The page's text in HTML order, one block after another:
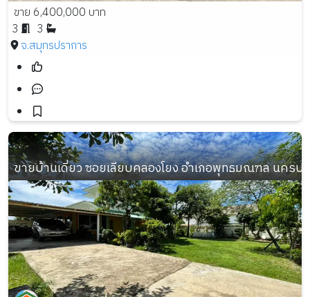
ขาย 6,400,000 บาท
3
3
จ.สมุทรปราการ
ขายบ้านเดี่ยว ซอยเลียบคลองโยง อำเภอพุทธมณฑล นครป